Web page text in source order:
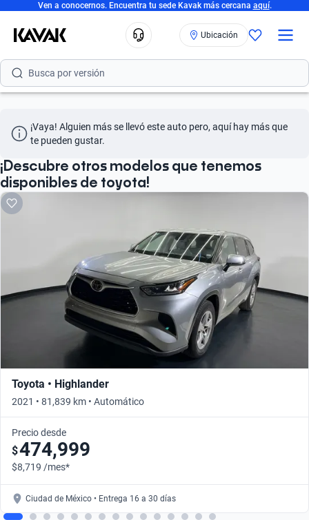
Ven a conocernos. Encuentra tu sede Kavak más cercana aquí.
Ubicación
Busca por marca
Busca por modelo
Busca por versión
Busca por marca
Busca por modelo
Busca por versión
¡Vaya! Alguien más se llevó este auto pero, aquí hay más que
te pueden gustar.
¡Descubre otros modelos que tenemos
disponibles de toyota!
Toyota • Highlander
2021 • 81,839 km • Automático
Precio desde
$474,999
$8,719 /mes*
Ciudad de México • Entrega 16 a 30 días